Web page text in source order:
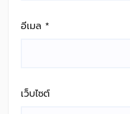
อีเมล *
เว็บไซต์